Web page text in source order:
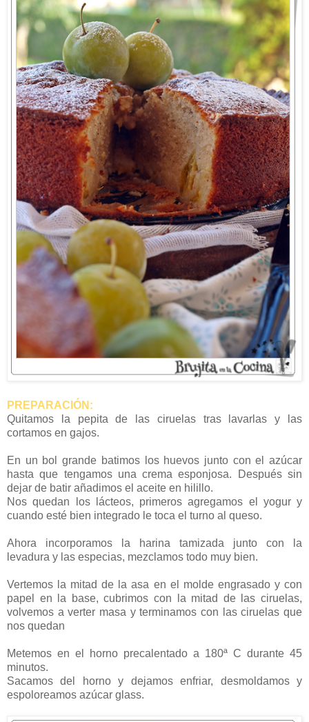
PREPARACIÓN:
Quitamos la pepita de las ciruelas tras lavarlas y las
cortamos en gajos.
En un bol grande batimos los huevos junto con el azúcar
hasta que tengamos una crema esponjosa. Después sin
dejar de batir añadimos el aceite en hilillo.
Nos quedan los lácteos, primeros agregamos el yogur y
cuando esté bien integrado le toca el turno al queso.
Ahora incorporamos la harina tamizada junto con la
levadura y las especias, mezclamos todo muy bien.
Vertemos la mitad de la asa en el molde engrasado y con
papel en la base, cubrimos con la mitad de las ciruelas,
volvemos a verter masa y terminamos con las ciruelas que
nos quedan
Metemos en el horno precalentado a 180ª C durante 45
minutos.
Sacamos del horno y dejamos enfriar, desmoldamos y
espoloreamos azúcar glass.